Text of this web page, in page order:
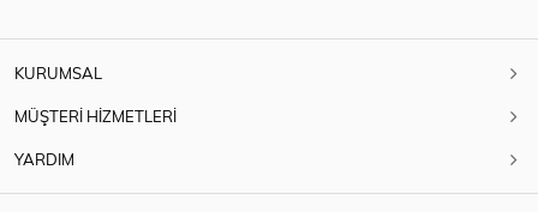
KURUMSAL
MÜŞTERİ HİZMETLERİ
YARDIM